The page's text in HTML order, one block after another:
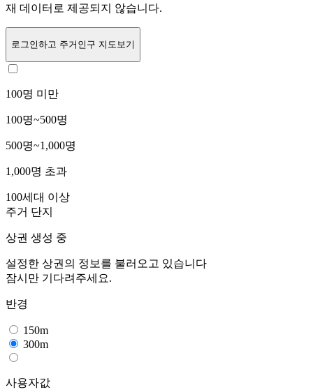
재 데이터로 제공되지 않습니다.
로그인하고 주거인구 지도보기
100명 미만
100명~500명
500명~1,000명
1,000명 초과
100세대 이상
주거 단지
상권 생성 중
설정한 상권의 정보를 불러오고 있습니다
잠시만 기다려주세요.
반경
150m
300m
사용자값